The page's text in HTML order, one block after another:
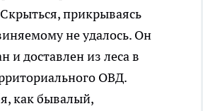
прикрываясь
не удалось. Он
и доставлен из леса в
ОВД.
как бывалый,